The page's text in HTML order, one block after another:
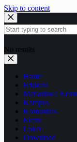
Skip to content
No results
Home
Edukasi
Mahasiswa
Kampus
Komunitas
Event
Loker
Download